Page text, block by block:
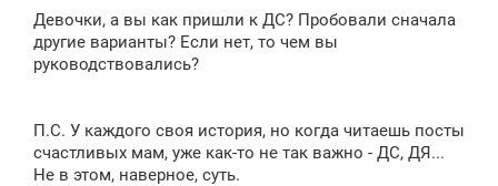
Девочки, а вы как пришли к ДС? Пробовали сначала
другие варианты? Если нет, то чем вы
руководствовались?
П.С. У каждого своя история, но когда читаешь посты
счастливых мам, уже как-то не так важно - ДС, ДЯ...
Не в этом, наверное, суть.